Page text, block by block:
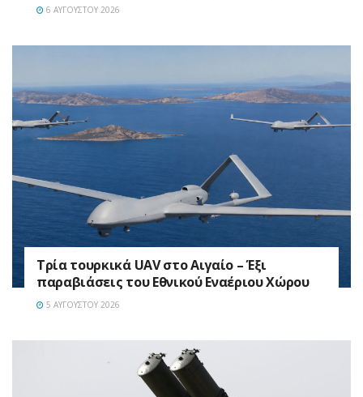
6 ΑΥΓΟΎΣΤΟΥ 2026
Τρία τουρκικά UAV στο Αιγαίο – Έξι
παραβιάσεις του Εθνικού Εναέριου Χώρου
5 ΑΥΓΟΎΣΤΟΥ 2026